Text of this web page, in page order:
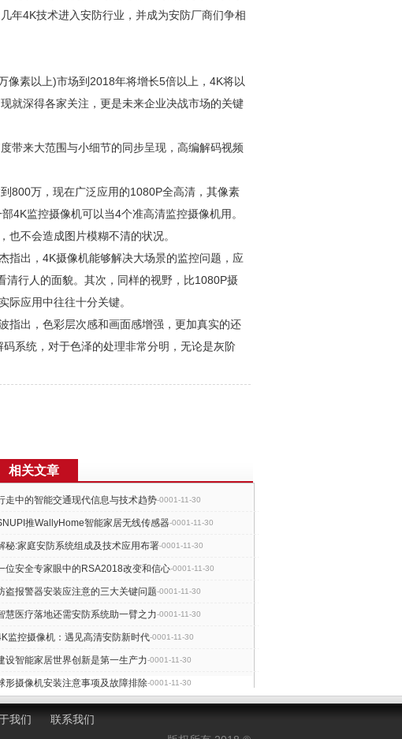
年4K技术进入安防行业，并成为安防厂商们争相
像素以上)市场到2018年将增长5倍以上，4K将以
就深得各家关注，更是未来企业决战市场的关键
带来大范围与小细节的同步呈现，高编解码视频
800万，现在广泛应用的1080P全高清，其像素
4K监控摄像机可以当4个准高清监控摄像机用。
也不会造成图片模糊不清的状况。
指出，4K摄像机能够解决大场景的监控问题，应
清行人的面貌。其次，同样的视野，比1080P摄
际应用中往往十分关键。
指出，色彩层次感和画面感增强，更加真实的还
系统，对于色泽的处理非常分明，无论是灰阶
相关文章
走中的智能交通现代信息与技术趋势-0001-11-30
推WallyHome智能家居无线传感器-0001-11-30
秘:家庭安防系统组成及技术应用布署-0001-11-30
位安全专家眼中的RSA2018改变和信心-0001-11-30
盗报警器安装应注意的三大关键问题-0001-11-30
慧医疗落地还需安防系统助一臂之力-0001-11-30
监控摄像机：遇见高清安防新时代-0001-11-30
设智能家居世界创新是第一生产力-0001-11-30
形摄像机安装注意事项及故障排除-0001-11-30
都智能监控的智能识别行为有哪些2021-02-18
我们
联系我们